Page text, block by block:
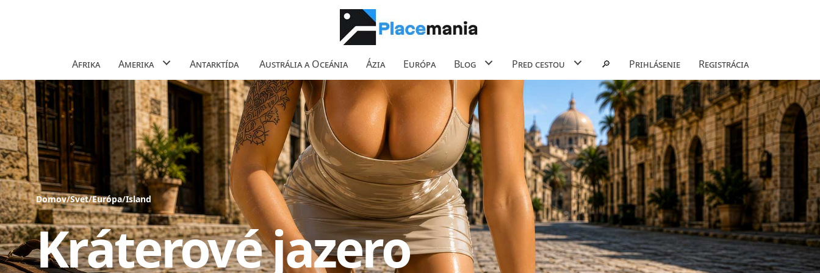
Afrika Amerika Antarktída Austrália a Oceánia Ázia Európa Blog Pred cestou 🔎 Prihlásenie Registrácia
Domov/Svet/Európa/Island
Kráterové jazero